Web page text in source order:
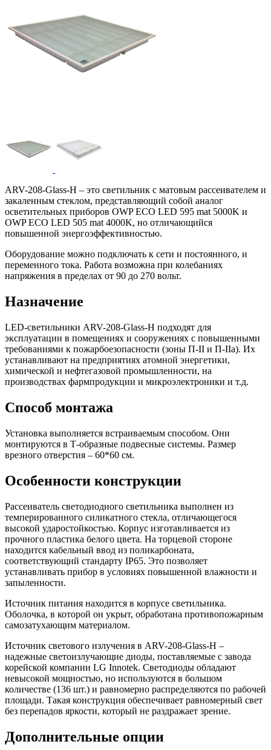
ARV-208-Glass-H – это светильник с матовым рассеивателем и
закаленным стеклом, представляющий собой аналог
осветительных приборов OWP ECO LED 595 mat 5000K и
OWP ECO LED 505 mat 4000K, но отличающийся
повышенной энергоэффективностью.
Оборудование можно подключать к сети и постоянного, и
переменного тока. Работа возможна при колебаниях
напряжения в пределах от 90 до 270 вольт.
Назначение
LED-светильники ARV-208-Glass-H подходят для
эксплуатации в помещениях и сооружениях с повышенными
требованиями к пожарбоезопасности (зоны П-II и П-IIа). Их
устанавливают на предприятиях атомной энергетики,
химической и нефтегазовой промышленности, на
производствах фармпродукции и микроэлектроники и т.д.
Способ монтажа
Установка выполняется встраиваемым способом. Они
монтируются в Т-образные подвесные системы. Размер
врезного отверстия – 60*60 см.
Особенности конструкции
Рассеиватель светодиодного светильника выполнен из
темперированного силикатного стекла, отличающегося
высокой ударостойкостью. Корпус изготавливается из
прочного пластика белого цвета. На торцевой стороне
находится кабельный ввод из поликарбоната,
соответствующий стандарту IP65. Это позволяет
устанавливать прибор в условиях повышенной влажности и
запыленности.
Источник питания находится в корпусе светильника.
Оболочка, в которой он укрыт, обработана противопожарным
самозатухающим материалом.
Источник светового излучения в ARV-208-Glass-H –
надежные светоизлучающие диоды, поставляемые с завода
корейской компании LG Innotek. Светодиоды обладают
невысокой мощностью, но используются в большом
количестве (136 шт.) и равномерно распределяются по рабочей
площади. Такая конструкция обеспечивает равномерный свет
без перепадов яркости, который не раздражает зрение.
Дополнительные опции